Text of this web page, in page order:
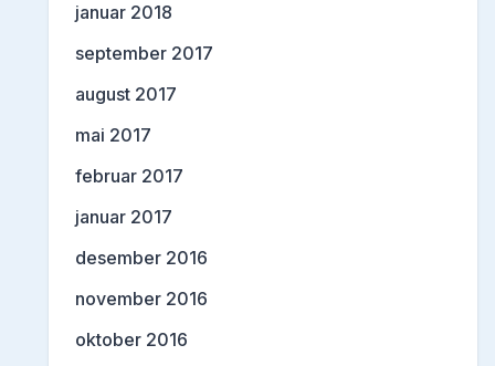
januar 2018
september 2017
august 2017
mai 2017
februar 2017
januar 2017
desember 2016
november 2016
oktober 2016